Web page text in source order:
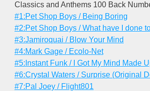
Classics and Anthems 100 Back
#1:Pet Shop Boys / Being Boring
#2:Pet Shop Boys / What have I done
#3:Jamiroquai / Blow Your Mind
#4:Mark Gage / Ecolo-Net
#5:Instant Funk / I Got My Mind Made
#6:Crystal Waters / Surprise (Original
#7:Pal Joey / Flight801